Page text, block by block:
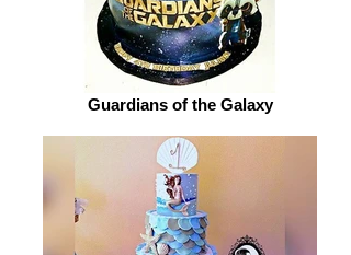
Guardians of the Galaxy